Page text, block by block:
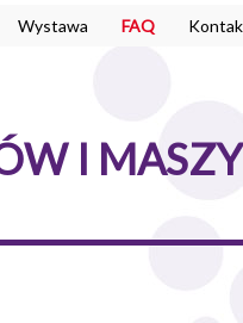
Wystawa FAQ
I